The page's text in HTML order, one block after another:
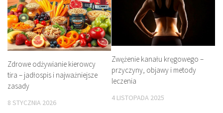
Zdrowe odżywianie kierowcy
tira – jadłospis i najważniejsze
zasady
8 STYCZNIA 2026
Zwężenie kanału kręgowego –
przyczyny, objawy i metody
leczenia
4 LISTOPADA 2025